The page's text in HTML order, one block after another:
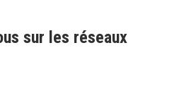
sur les réseaux